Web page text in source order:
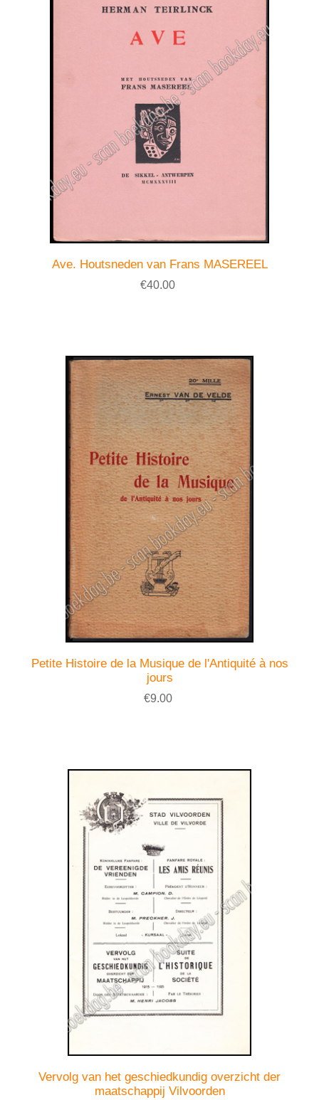
Ave. Houtsneden van Frans MASEREEL
€40.00
Petite Histoire de la Musique de l'Antiquité à nos
jours
€9.00
Vervolg van het geschiedkundig overzicht der
maatschappij Vilvoorden